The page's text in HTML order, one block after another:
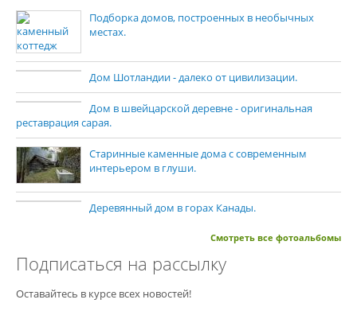
Подборка домов, построенных в необычных
местах.
Дом Шотландии - далеко от цивилизации.
Дом в швейцарской деревне - оригинальная
реставрация сарая.
Старинные каменные дома с современным
интерьером в глуши.
Деревянный дом в горах Канады.
Смотреть все фотоальбомы
Подписаться на рассылку
Оставайтесь в курсе всех новостей!